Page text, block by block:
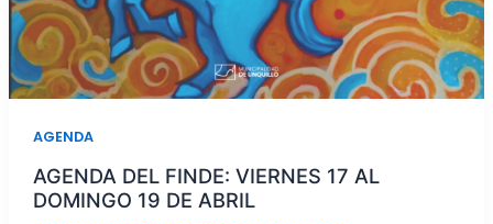
AGENDA
AGENDA DEL FINDE: VIERNES 17 AL
DOMINGO 19 DE ABRIL